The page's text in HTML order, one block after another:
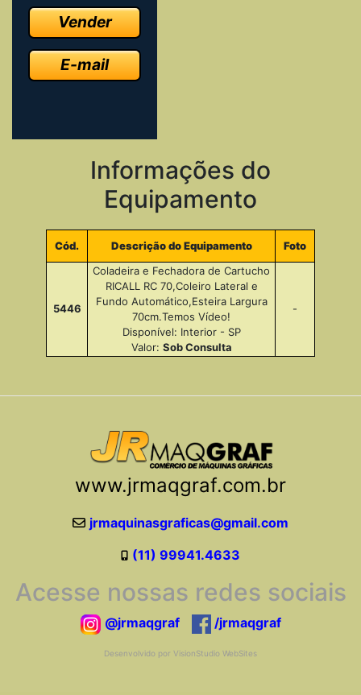
Vender
E-mail
Informações do
Equipamento
Cód. Descrição do Equipamento Foto
5446
Coladeira e Fechadora de Cartucho
RICALL RC 70,Coleiro Lateral e
Fundo Automático,Esteira Largura
70cm.Temos Vídeo!
Disponível: Interior - SP
Valor: Sob Consulta
-
www.jrmaqgraf.com.br
jrmaquinasgraficas@gmail.com
(11) 99941.4633
Acesse nossas redes sociais
@jrmaqgraf /jrmaqgraf
Desenvolvido por VisionStudio WebSites